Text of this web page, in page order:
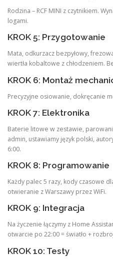
Rodzina – RCF MINI z czytnikiem.
logami.
KROK 5: Przygotowanie
Mata, odkurzacz bezpyłowy,
wiertła kobaltowe z chłodzeniem.
KROK 6: Montaż
Precyzyjne osiowanie, dokręcanie
KROK 7: Elektronika
Baterie litowe w zestawie,
admin, ustawiamy język polski,
6:00.
KROK 8: Programowanie
Każdy palec 5 razy, kody czasowe
otwieranie z Warszawy przez WiFi.
KROK 9: Integracja
Na życzenie łączymy z Home
otwarcie po 22:00 = światło +
KROK 10: Testy